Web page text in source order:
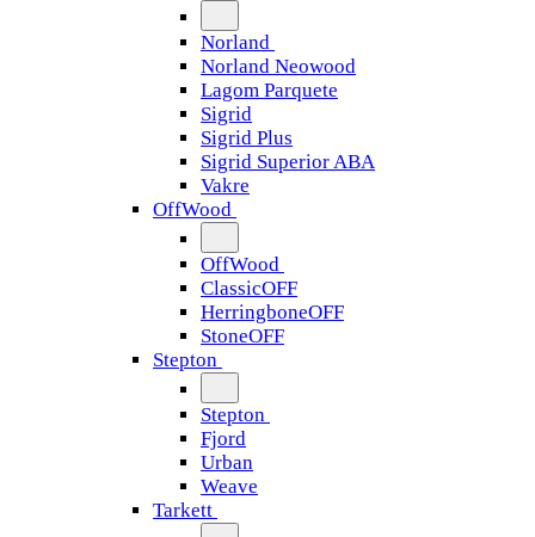
Norland
Norland Neowood
Lagom Parquete
Sigrid
Sigrid Plus
Sigrid Superior ABA
Vakre
OffWood
OffWood
ClassicOFF
HerringboneOFF
StoneOFF
Stepton
Stepton
Fjord
Urban
Weave
Tarkett